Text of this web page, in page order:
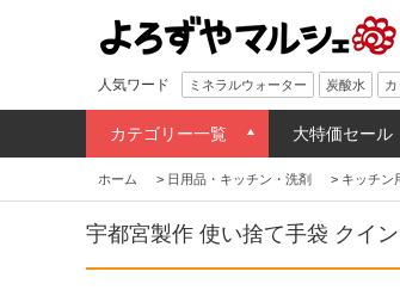
人気ワード ミネラルウォーター 炭酸水
カテゴリー一覧 大特価セール
ホーム > 日用品・キッチン・洗剤 > キッチン
宇都宮製作 使い捨て手袋 クイ